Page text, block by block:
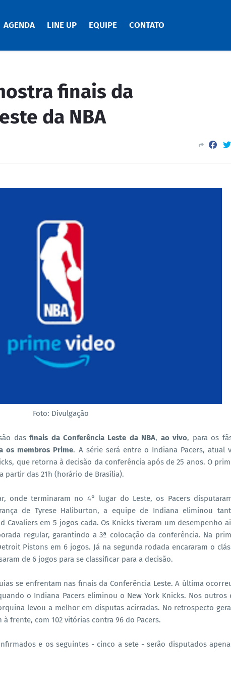
AGENDA LINE UP EQUIPE CONTATO
finais da
da NBA
Foto: Divulgação
dasfinais da Conferência Leste da NBA, ao vivo, para os
os membros Prime. A série será entre o Indiana Pacers, atual
que retorna à decisão da conferência após de 25 anos. O
partir das 21h (horário de Brasília).
onde terminaram no 4° lugar do Leste, os Pacers
de Tyrese Haliburton, a equipe de Indiana eliminou
Cavaliers em 5 jogos cada. Os Knicks tiveram um desempenho
regular, garantindo a 3ª colocação da conferência. Na
Pistons em 6 jogos. Já na segunda rodada encararam o
de 6 jogos para se classificar para a decisão.
se enfrentam nas finais da Conferência Leste. A última
o Indiana Pacers eliminou o New York Knicks. Nos outros
levou a melhor em disputas acirradas. No retrospecto
frente, com 102 vitórias contra 96 do Pacers.
e os seguintes - cinco a sete - serão disputados